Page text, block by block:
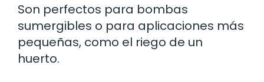
Son perfectos para bombas
sumergibles o para aplicaciones más
pequeñas, como el riego de un
huerto.